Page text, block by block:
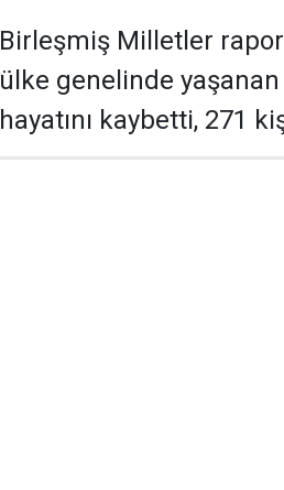
Birleşmiş Milletler
ülke genelinde
hayatını kaybetti, 271